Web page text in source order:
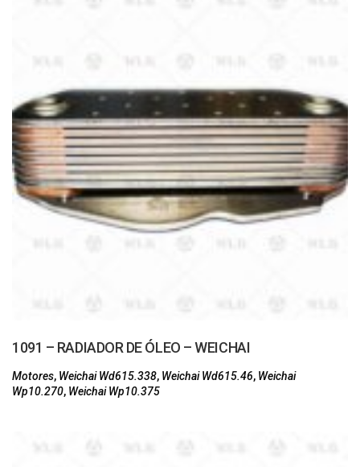
1091 – RADIADOR DE ÓLEO – WEICHAI
Motores, Weichai Wd615.338, Weichai Wd615.46, Weichai
Wp10.270, Weichai Wp10.375